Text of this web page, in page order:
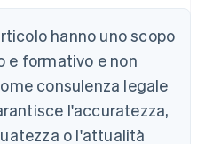
hanno uno scopo
e formativo e non
consulenza legale
l'accuratezza,
o l'attualità
English